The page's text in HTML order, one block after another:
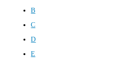
B
C
D
E